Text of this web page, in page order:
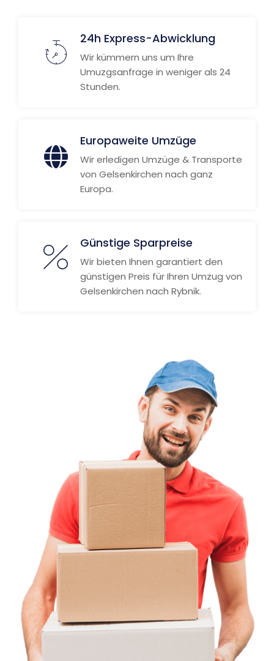
24h Express-Abwicklung
Wir kümmern uns um Ihre
Umuzgsanfrage in weniger als 24
Stunden.
Europaweite Umzüge
Wir erledigen Umzüge & Transporte
von Gelsenkirchen nach ganz
Europa.
Günstige Sparpreise
Wir bieten Ihnen garantiert den
günstigen Preis für Ihren Umzug von
Gelsenkirchen nach Rybnik.